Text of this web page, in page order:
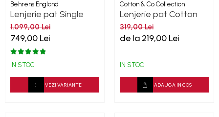
Behrens England
Lenjerie pat Single
Row - Duck EGG
800TC
1.099,00 Lei
749,00 Lei
IN STOC
VEZI VARIANTE
Cotton & Co Collection
Lenjerie pat Cotton
Collection
319,00 Lei
de la 219,00 Lei
IN STOC
ADAUGA IN COS